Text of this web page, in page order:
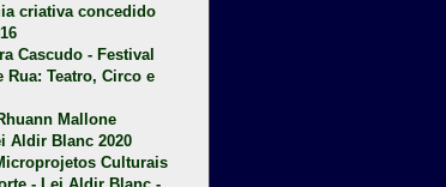
criativa concedido
Cascudo - Festival
Teatro, Circo e
Mallone
Aldir Blanc 2020
Culturais